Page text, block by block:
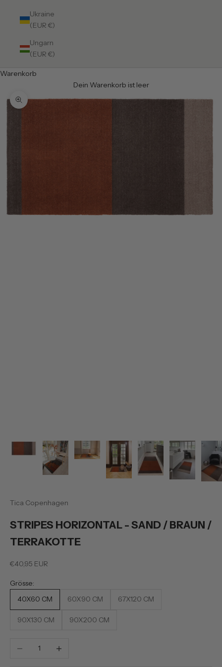
Ukraine
(EUR €)
Ungarn
(EUR €)
Warenkorb
Dein Warenkorb ist leer
Bild vergrößern
Tica Copenhagen
STRIPES HORIZONTAL - SAND / BRAUN /
TERRAKOTTE
Preis
€40,95 EUR
Grösse:
40X60 CM
60X90 CM 67X120 CM
90X130 CM 90X200 CM
Anzahl verringern